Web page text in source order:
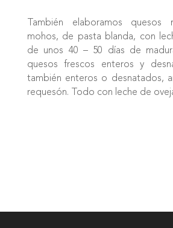
También elaboramos quesos
mohos, de pasta blanda, con
de unos 40 – 50 días de
quesos frescos enteros y
también enteros o desnatados,
requesón. Todo con leche de